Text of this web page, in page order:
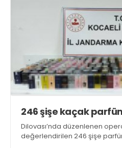
246 şişe kaçak
Dilovası’nda düzenlenen
değerlendirilen 246 şişe